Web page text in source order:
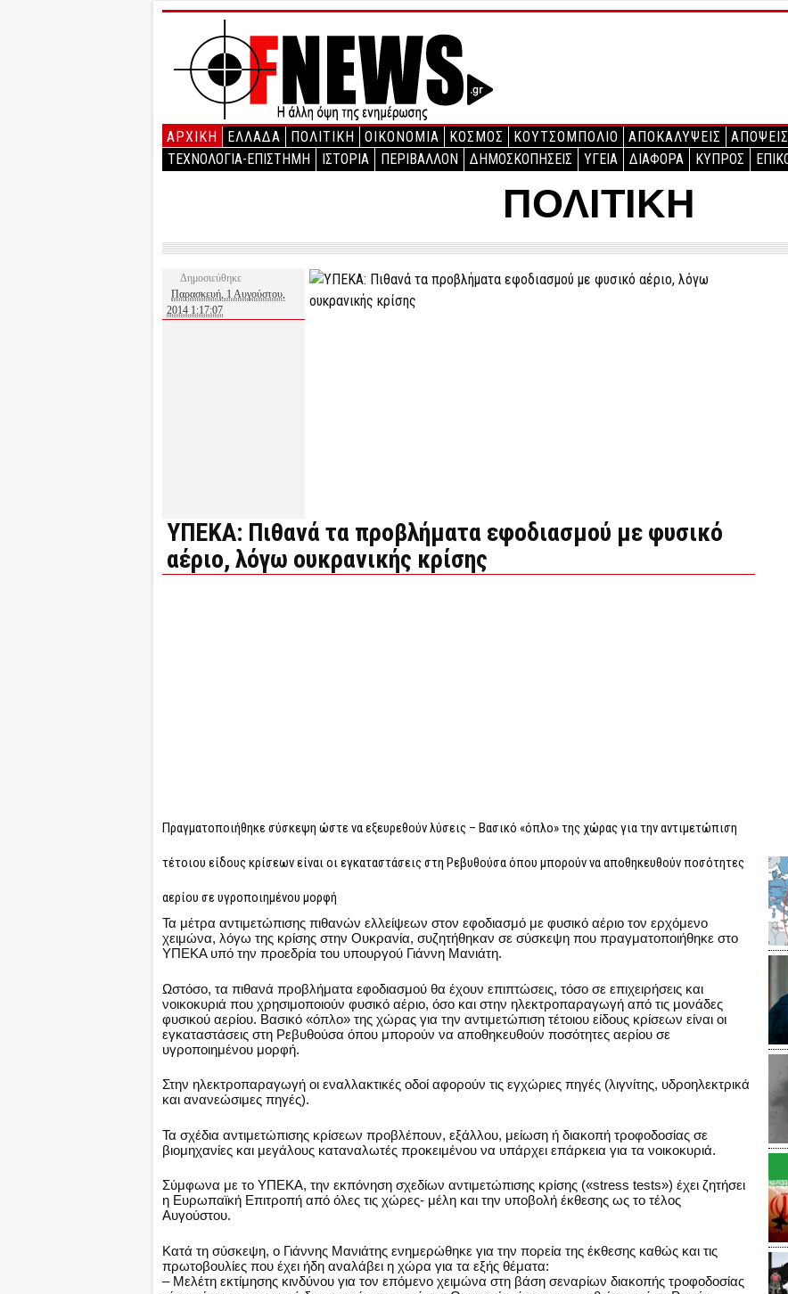
ΑΡΧΙΚΉ ΕΛΛΑΔΑ ΠΟΛΙΤΙΚΗ ΟΙΚΟΝΟΜΙΑ ΚΟΣΜΟΣ ΚΟΥΤΣΟΜΠΟΛΙΟ ΑΠΟΚΑΛΥΨΕΙΣ ΑΠΟΨΕΙΣ
ΤΕΧΝΟΛΟΓΙΑ-ΕΠΙΣΤΗΜΗ
ΙΣΤΟΡΙΑ ΠΕΡΙΒΑΛΛΟΝ ΔΗΜΟΣΚΟΠΗΣΕΙΣ ΥΓΕΙΑ ΔΙΑΦΟΡΑ ΚΥΠΡΟΣ
ΠΟΛΙΤΙΚΗ
Δημοσιεύθηκε
Παρασκευή, 1 Αυγούστου,
2014 1:17:07
ΥΠΕΚΑ: Πιθανά τα προβλήματα εφοδιασμού με φυσικό
αέριο, λόγω ουκρανικής κρίσης
Πραγματοποιήθηκε σύσκεψη ώστε να εξευρεθούν λύσεις – Βασικό «όπλο» της χώρας για την αντιμετώπιση
τέτοιου είδους κρίσεων είναι οι εγκαταστάσεις στη Ρεβυθούσα όπου μπορούν να αποθηκευθούν ποσότητες
αερίου σε υγροποιημένου μορφή
Τα μέτρα αντιμετώπισης πιθανών ελλείψεων στον εφοδιασμό με φυσικό αέριο τον ερχόμενο
χειμώνα, λόγω της κρίσης στην Ουκρανία, συζητήθηκαν σε σύσκεψη που πραγματοποιήθηκε στο
ΥΠΕΚΑ υπό την προεδρία του υπουργού Γιάννη Μανιάτη.
Ωστόσο, τα πιθανά προβλήματα εφοδιασμού θα έχουν επιπτώσεις, τόσο σε επιχειρήσεις και
νοικοκυριά που χρησιμοποιούν φυσικό αέριο, όσο και στην ηλεκτροπαραγωγή από τις μονάδες
φυσικού αερίου. Βασικό «όπλο» της χώρας για την αντιμετώπιση τέτοιου είδους κρίσεων είναι οι
εγκαταστάσεις στη Ρεβυθούσα όπου μπορούν να αποθηκευθούν ποσότητες αερίου σε
υγροποιημένου μορφή.
Στην ηλεκτροπαραγωγή οι εναλλακτικές οδοί αφορούν τις εγχώριες πηγές (λιγνίτης, υδροηλεκτρικά
και ανανεώσιμες πηγές).
Τα σχέδια αντιμετώπισης κρίσεων προβλέπουν, εξάλλου, μείωση ή διακοπή τροφοδοσίας σε
βιομηχανίες και μεγάλους καταναλωτές προκειμένου να υπάρχει επάρκεια για τα νοικοκυριά.
Σύμφωνα με το ΥΠΕΚΑ, την εκπόνηση σχεδίων αντιμετώπισης κρίσης («stress tests») έχει ζητήσει
η Ευρωπαϊκή Επιτροπή από όλες τις χώρες- μέλη και την υποβολή έκθεσης ως το τέλος
Αυγούστου.
Κατά τη σύσκεψη, ο Γιάννης Μανιάτης ενημερώθηκε για την πορεία της έκθεσης καθώς και τις
πρωτοβουλίες που έχει ήδη αναλάβει η χώρα για τα εξής θέματα:
– Μελέτη εκτίμησης κινδύνου για τον επόμενο χειμώνα στη βάση σεναρίων διακοπής τροφοδοσίας